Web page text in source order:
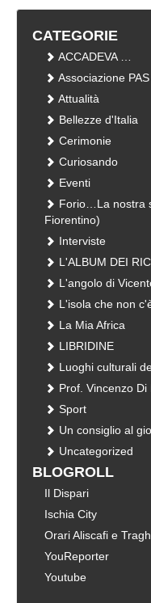
CATEGORIE
ACCADEVA …
Associazione
Attualità
Bellezze d'Italia
Cerimonie
Curiosando
Eventi
Forio…La nostra
Fiorentino)
Interviste
L'ALBUM DEI
L'angolo di
L'isola che non
La Mia Africa
LIBRIDINE
Luoghi culturali
Prof. Vincenzo Di
Sport
Un consiglio al
Uncategorized
BLOGROLL
Il Dispari
Ischia City
Orari Aliscafi e
YouReporter
Youtube